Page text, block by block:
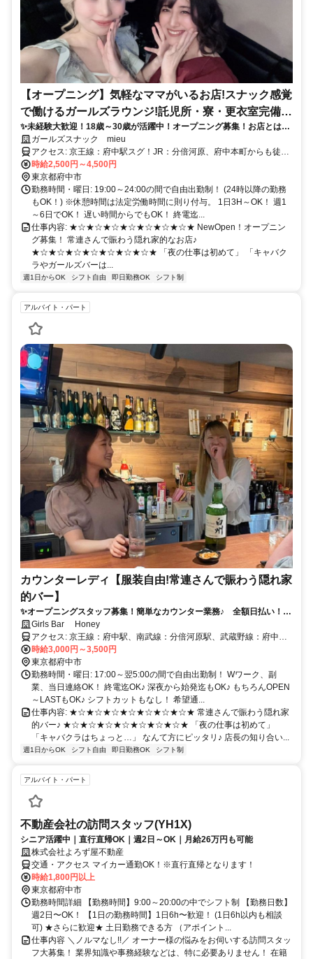
【オープニング】気軽なママがいるお店!スナック感覚
で働けるガールズラウンジ!託児所・寮・更衣室完備!
服装自由!19時OPEN!日払い!
✨未経験大歓迎！18歳～30歳が活躍中！オープニング募集！お店とは別
フロアにあるスタッフルームや更衣室も自慢！託児所・寮も完備！楽し
い客層♪ゆる系♪
ガールズスナック mieu
アクセス: 京王線：府中駅スグ！JR：分倍河原、府中本町からも徒歩
圏内！
時給2,500円～4,500円
東京都府中市
勤務時間・曜日: 19:00～24:00の間で自由出勤制！ (24時以降の勤務
もOK！) ※休憩時間は法定労働時間に則り付与。 1日3H～OK！ 週1
～6日でOK！ 遅い時間からでもOK！ 終電迄...
仕事内容: ★☆★☆★☆★☆★☆★☆★☆★ NewOpen！オープニン
グ募集！ 常連さんで賑わう隠れ家的なお店♪
★☆★☆★☆★☆★☆★☆★☆★ 「夜の仕事は初めて」 「キャバク
ラやガールズバーは...
週1日からOK シフト自由 即日勤務OK シフト制
アルバイト・パート
カウンターレディ【服装自由!常連さんで賑わう隠れ家
的バー】
✨オープニングスタッフ募集！簡単なカウンター業務♪ 全額日払い！履
歴書不要！
Girls Bar Honey
アクセス: 京王線：府中駅、南武線：分倍河原駅、武蔵野線：府中本
町駅、各駅スグ！
時給3,000円～3,500円
東京都府中市
勤務時間・曜日: 17:00～翌5:00の間で自由出勤制！ Wワーク、副
業、当日連絡OK！ 終電迄OK♪ 深夜から始発迄もOK♪ もちろんOPEN
～LASTもOK♪ シフトカットもなし！ 希望通...
仕事内容: ★☆★☆★☆★☆★☆★☆★☆★ 常連さんで賑わう隠れ家
的バー♪ ★☆★☆★☆★☆★☆★☆★☆★ 「夜の仕事は初めて」
「キャバクラはちょっと…」 なんて方にピッタリ♪ 店長の知り合い...
週1日からOK シフト自由 即日勤務OK シフト制
アルバイト・パート
不動産会社の訪問スタッフ(YH1X)
シニア活躍中｜直行直帰OK｜週2日～OK｜月給26万円も可能
株式会社よろず屋不動産
交通・アクセス マイカー通勤OK！※直行直帰となります！
時給1,800円以上
東京都府中市
勤務時間詳細 【勤務時間】9:00～20:00の中でシフト制 【勤務日数】
週2日〜OK！ 【1日の勤務時間】1日6h〜歓迎！ (1日6h以内も相談
可) ★さらに歓迎★ 土日勤務できる方 （アポイント...
仕事内容 ＼ノルマなし!!／ オーナー様の悩みをお伺いする訪問スタッ
フ大募集！ 業界知識や事務経験などは、特に必要ありません！ 在籍